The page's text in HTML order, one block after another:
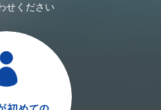
せください